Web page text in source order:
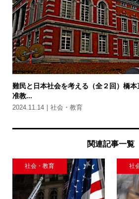
難民と日本社会を考える（全２回）橋
准教...
2024.11.14 社会・教育
関連記事一覧
社会・教育 社